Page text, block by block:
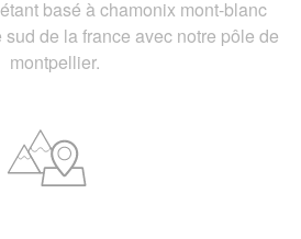
basé à chamonix mont-blanc
de la france avec notre pôle de
montpellier.